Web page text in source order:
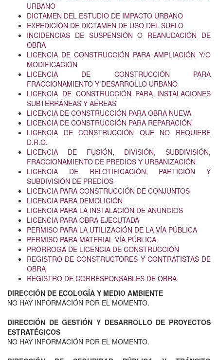
URBANO
DICTAMEN DEL ESTUDIO DE IMPACTO URBANO
EXPEDICIÓN DE DICTAMEN DE USO DEL SUELO
INCIDENCIAS DE SUSPENSIÓN O REANUDACIÓN DE
OBRA
LICENCIA DE CONSTRUCCIÓN PARA AMPLIACIÓN Y/O
MODIFICACIÓN
LICENCIA DE CONSTRUCCIÓN PARA
FRACCIONAMIENTO Y DESARROLLO URBANO
LICENCIA DE CONSTRUCCIÓN PARA INSTALACIONES
SUBTERRÁNEAS Y AÉREAS
LICENCIA DE CONSTRUCCIÓN PARA OBRA NUEVA
LICENCIA DE CONSTRUCCIÓN PARA REPARACIÓN
LICENCIA DE CONSTRUCCIÓN QUE NO REQUIERE
D.R.O.
LICENCIA DE FUSIÓN, DIVISIÓN, SUBDIVISIÓN,
FRACCIONAMIENTO DE PREDIOS Y URBANIZACIÓN
LICENCIA DE RELOTIFICACIÓN, PARTICIÓN Y
SUBDIVISIÓN DE PREDIOS
LICENCIA PARA CONSTRUCCIÓN DE CONJUNTOS
LICENCIA PARA DEMOLICIÓN
LICENCIA PARA LA INSTALACIÓN DE ANUNCIOS
LICENCIA PARA OBRA EJECUTADA
PERMISO PARA LA UTILIZACIÓN DE LA VÍA PÚBLICA
PERMISO PARA MATERIAL VÍA PÚBLICA
PRÓRROGA DE LICENCIA DE CONSTRUCCIÓN
REGISTRO DE CONSTRUCTORES Y CONTRATISTAS DE
OBRA
REGISTRO DE CORRESPONSABLES DE OBRA
DIRECCIÓN DE ECOLOGÍA Y MEDIO AMBIENTE
NO HAY INFORMACIÓN POR EL MOMENTO.
DIRECCIÓN DE GESTIÓN Y DESARROLLO DE PROYECTOS
ESTRATÉGICOS
NO HAY INFORMACIÓN POR EL MOMENTO.